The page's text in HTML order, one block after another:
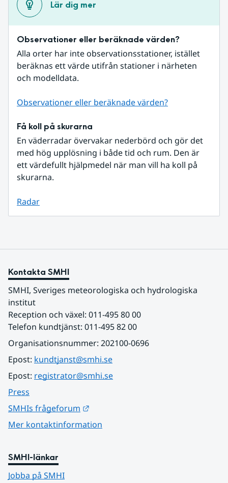
Lär dig mer
Observationer eller beräknade värden?
Alla orter har inte observationsstationer, istället
beräknas ett värde utifrån stationer i närheten
och modelldata.
Observationer eller beräknade värden?
Få koll på skurarna
En väderradar övervakar nederbörd och gör det
med hög upplösning i både tid och rum. Den är
ett värdefullt hjälpmedel när man vill ha koll på
skurarna.
Radar
Kontakta SMHI
SMHI, Sveriges meteorologiska och hydrologiska
institut
Reception och växel: 011-495 80 00
Telefon kundtjänst: 011-495 82 00
Organisationsnummer: 202100-0696
Epost: kundtjanst@smhi.se
Epost: registrator@smhi.se
Press
SMHIs frågeforum
Mer kontaktinformation
SMHI-länkar
Jobba på SMHI